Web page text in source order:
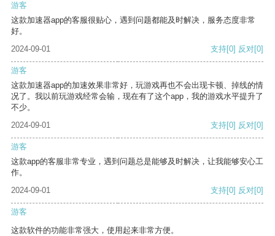
游客
这款加速器app的客服很贴心，遇到问题都能及时解决，服务态度非常
好。
2024-09-01
支持[0] 反对[0]
游客
这款加速器app的加速效果非常好，玩游戏再也不会出现卡顿、掉线的情
况了。我以前玩游戏经常会输，现在有了这个app，我的游戏水平提升了
不少。
2024-09-01
支持[0] 反对[0]
游客
这款app的客服非常专业，遇到问题总是能够及时解决，让我能够安心工
作。
2024-09-01
支持[0] 反对[0]
游客
这款软件的功能非常强大，使用起来非常方便。